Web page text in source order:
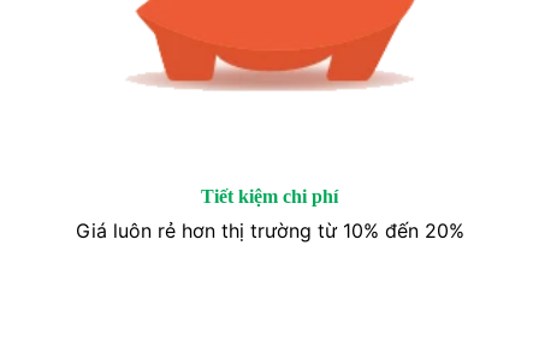
Tiết kiệm chi phí
Giá luôn rẻ hơn thị trường từ 10% đến 20%